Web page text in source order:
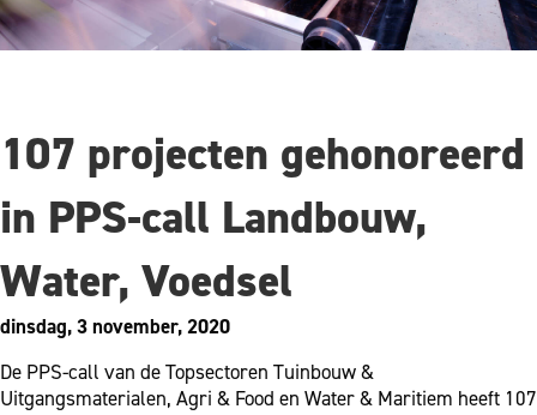
107 projecten gehonoreerd
in PPS-call Landbouw,
Water, Voedsel
dinsdag, 3 november, 2020
De PPS-call van de Topsectoren Tuinbouw &
Uitgangsmaterialen, Agri & Food en Water & Maritiem heeft 107